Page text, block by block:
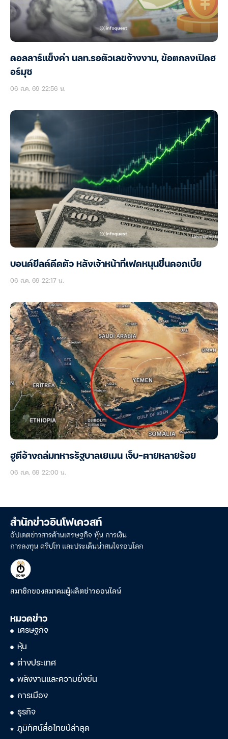
ดอลลาร์แข็งค่า นลท.รอตัวเลขจ้างงาน, ข้อตกลงเปิดฮ
อร์มุซ
06 ส.ค. 69 22:56 น.
บอนด์ยีลด์ดีดตัว หลังเจ้าหน้าที่เฟดหนุนขึ้นดอกเบี้ย
06 ส.ค. 69 22:17 น.
ฮูตีอ้างถล่มทหารรัฐบาลเยเมน เจ็บ-ตายหลายร้อย
06 ส.ค. 69 22:00 น.
สำนักข่าวอินโฟเควสท์
อัปเดตข่าวสารด้านเศรษฐกิจ หุ้น การเงิน
การลงทุน คริปโท และประเด็นน่าสนใจรอบโลก
สมาชิกของสมาคมผู้ผลิตข่าวออนไลน์
หมวดข่าว
เศรษฐกิจ
หุ้น
ต่างประเทศ
พลังงานและความยั่งยืน
การเมือง
ธุรกิจ
ภูมิทัศน์สื่อไทยปีล่าสุด